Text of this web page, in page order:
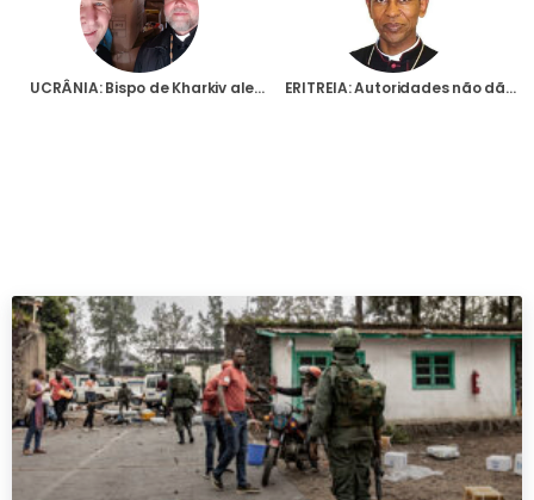
UCRÂNIA: Bispo de Kharkiv alerta para dias os duros do Inverno: “Precisamos de ajuda” ERITREIA: Autoridades não dão explicação pela prisão, há mais de uma semana, do Bispo de Segheneity